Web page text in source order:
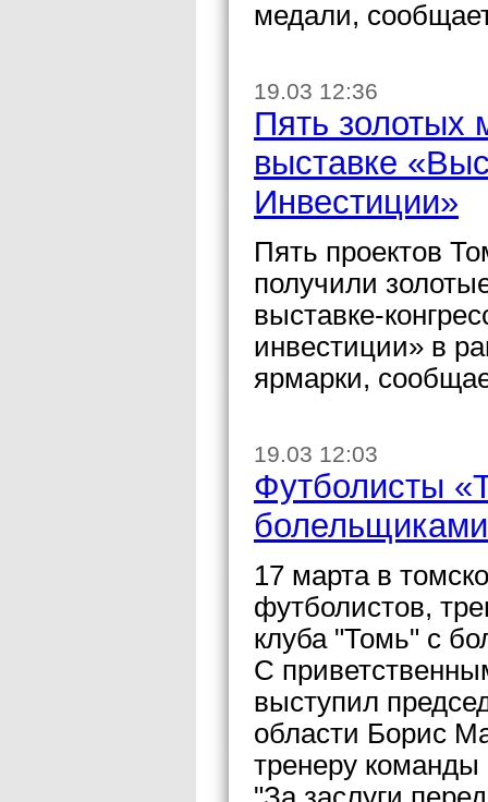
медали,
19.03 12:36
Пять золотых
выставке
Инвестиции»
Пять проектов
получили
выставке-
инвестиции» в
ярмарки,
19.03 12:03
Футболисты
болельщиками
17 марта в
футболистов,
клуба "Томь" с
С
выступил
области Борис
тренеру